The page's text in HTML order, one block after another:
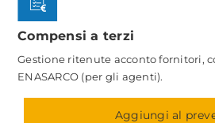
Compensi a terzi
Gestione ritenute acconto fornitori,
ENASARCO (per gli agenti).
Aggiungi al